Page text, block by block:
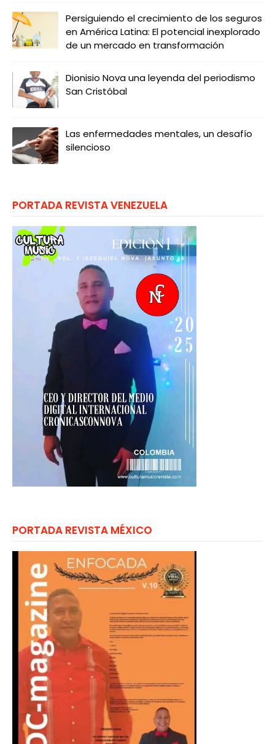
Persiguiendo el crecimiento de los seguros
en América Latina: El potencial inexplorado
de un mercado en transformación
Dionisio Nova una leyenda del periodismo
San Cristóbal
Las enfermedades mentales, un desafío
silencioso
PORTADA REVISTA VENEZUELA
PORTADA REVISTA MÉXICO